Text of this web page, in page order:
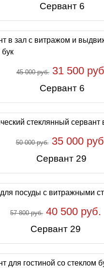
Сервант 6
45 000 руб. 31 500
Сервант 6
50 000 руб.35 000
Сервант 29
57 800 руб. 40 500 руб.
Сервант 29